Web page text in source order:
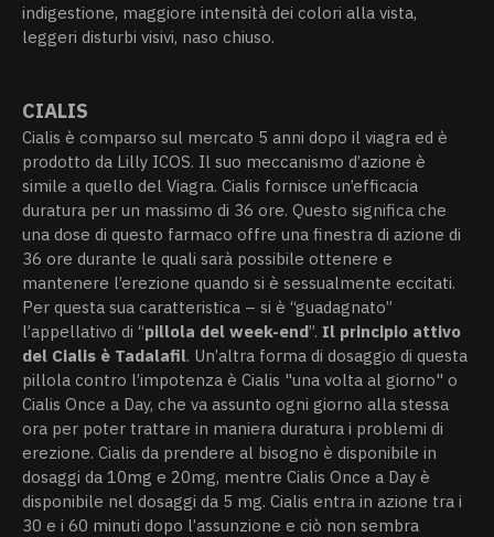
indigestione, maggiore intensità dei colori alla vista,
leggeri disturbi visivi, naso chiuso.
CIALIS
Cialis è comparso sul mercato 5 anni dopo il viagra ed è
prodotto da Lilly ICOS. Il suo meccanismo d’azione è
simile a quello del Viagra. Cialis fornisce un’efficacia
duratura per un massimo di 36 ore. Questo significa che
una dose di questo farmaco offre una finestra di azione di
36 ore durante le quali sarà possibile ottenere e
mantenere l’erezione quando si è sessualmente eccitati.
Per questa sua caratteristica – si è “guadagnato”
l’appellativo di “pillola del week-end”. Il principio attivo
del Cialis è Tadalafil. Un’altra forma di dosaggio di questa
pillola contro l’impotenza è Cialis "una volta al giorno" o
Cialis Once a Day, che va assunto ogni giorno alla stessa
ora per poter trattare in maniera duratura i problemi di
erezione. Cialis da prendere al bisogno è disponibile in
dosaggi da 10mg e 20mg, mentre Cialis Once a Day è
disponibile nel dosaggi da 5 mg. Cialis entra in azione tra i
30 e i 60 minuti dopo l’assunzione e ciò non sembra